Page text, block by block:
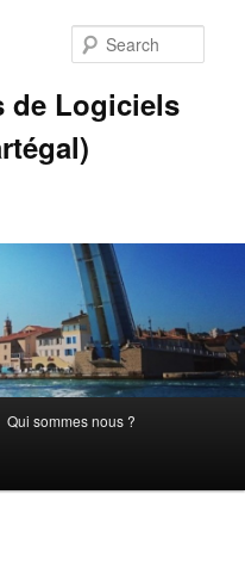
de Logiciels
Qui sommes nous ?